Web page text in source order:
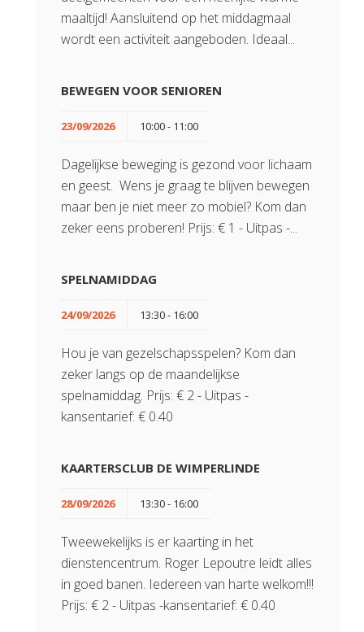
maaltijd! Aansluitend op het middagmaal
wordt een activiteit aangeboden. Ideaal...
BEWEGEN VOOR SENIOREN
23/09/2026 10:00 - 11:00
Dagelijkse beweging is gezond voor lichaam
en geest. Wens je graag te blijven bewegen
maar ben je niet meer zo mobiel? Kom dan
zeker eens proberen! Prijs: € 1 - Uitpas -...
SPELNAMIDDAG
24/09/2026 13:30 - 16:00
Hou je van gezelschapsspelen? Kom dan
zeker langs op de maandelijkse
spelnamiddag. Prijs: € 2 - Uitpas -
kansentarief: € 0.40
KAARTERSCLUB DE WIMPERLINDE
28/09/2026 13:30 - 16:00
Tweewekelijks is er kaarting in het
dienstencentrum. Roger Lepoutre leidt alles
in goed banen. Iedereen van harte welkom!!!
Prijs: € 2 - Uitpas -kansentarief: € 0.40